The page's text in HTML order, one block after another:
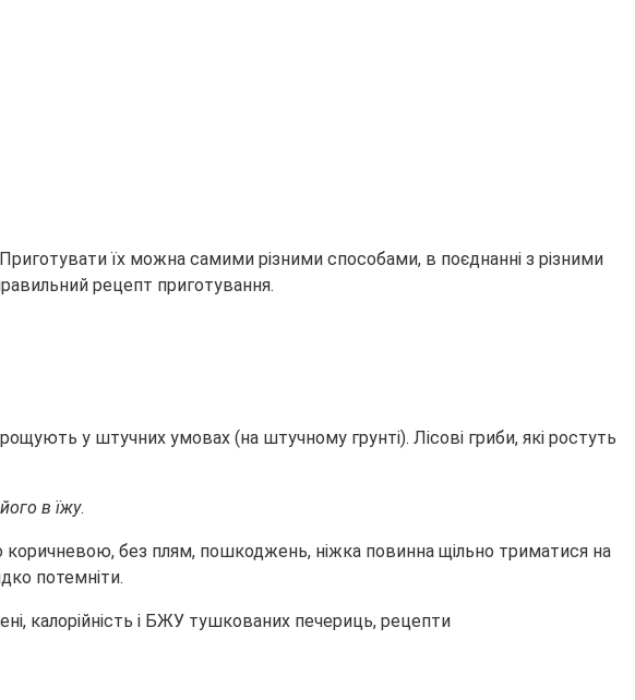
їх можна самими різними способами, в поєднанні з різними
рецепт приготування.
у штучних умовах (на штучному грунті). Лісові гриби, які ростуть
в їжу.
коричневою, без плям, пошкоджень, ніжка повинна щільно триматися на
потемніти.